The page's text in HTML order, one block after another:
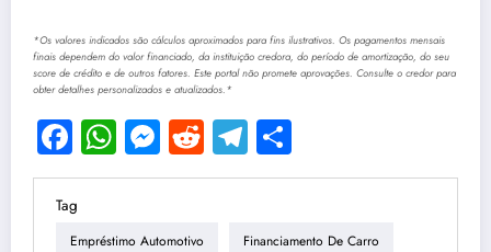
*Os valores indicados são cálculos aproximados para fins ilustrativos. Os pagamentos mensais
finais dependem do valor financiado, da instituição credora, do período de amortização, do seu
score de crédito e de outros fatores. Este portal não promete aprovações. Consulte o credor para
obter detalhes personalizados e atualizados.*
Facebook
WhatsApp
Messenger
RedditTelegram
Tag
Empréstimo Automotivo Financiamento De Carro